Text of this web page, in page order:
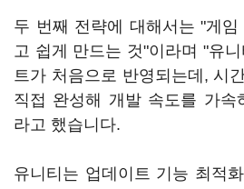
두 번째 전략에 대해서는 "게
고 쉽게 만드는 것"이라며 "유
트가 처음으로 반영되는데, 시
직접 완성해 개발 속도를 가속
라고 했습니다.
유니티는 업데이트 기능 최적